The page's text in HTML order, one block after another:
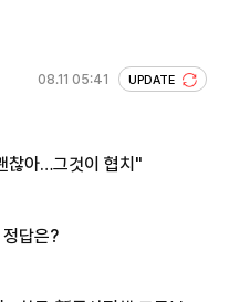
08.11 05:41 UPDATE
찮아…그것이 협치"
답은?